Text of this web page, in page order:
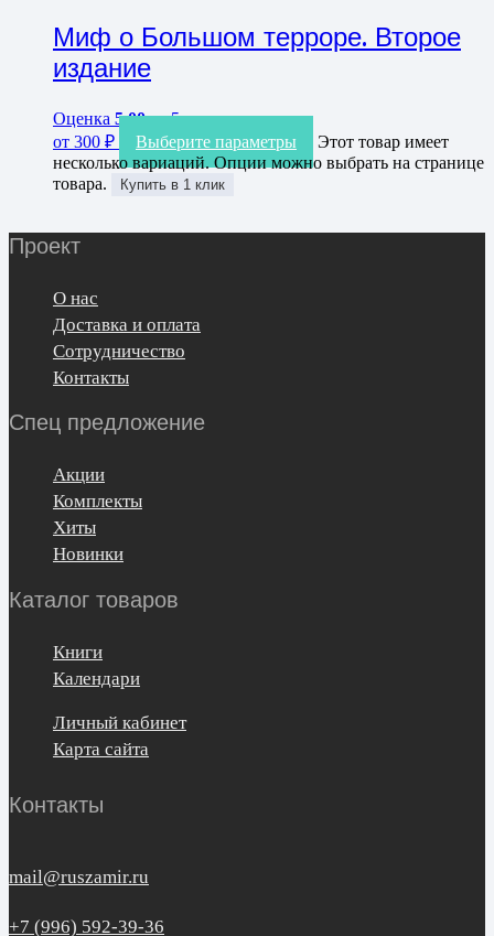
Миф о Большом терроре. Второе
издание
Оценка 5.00из 5
от 300 ₽ Выберите параметры
Этот товар имеет
несколько вариаций. Опции можно выбрать на странице
товара.
Купить в 1 клик
Проект
О нас
Доставка и оплата
Сотрудничество
Контакты
Спец предложение
Акции
Комплекты
Хиты
Новинки
Каталог товаров
Книги
Календари
Личный кабинет
Карта сайта
Контакты
mail@ruszamir.ru
+7 (996) 592-39-36